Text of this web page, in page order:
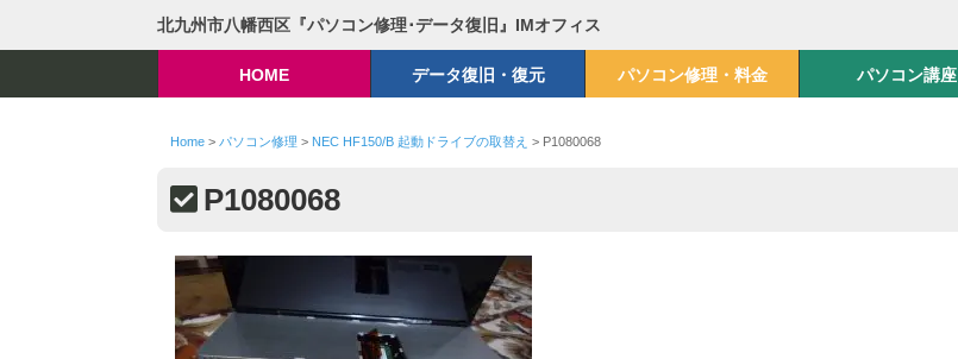
北九州市八幡西区『パソコン修理･データ復旧』IMオフィス
HOME データ復旧・復元 パソコン修理・料金 パソコン講座
Home> パソコン修理 > NEC HF150/B 起動ドライブの取替え > P1080068
P1080068